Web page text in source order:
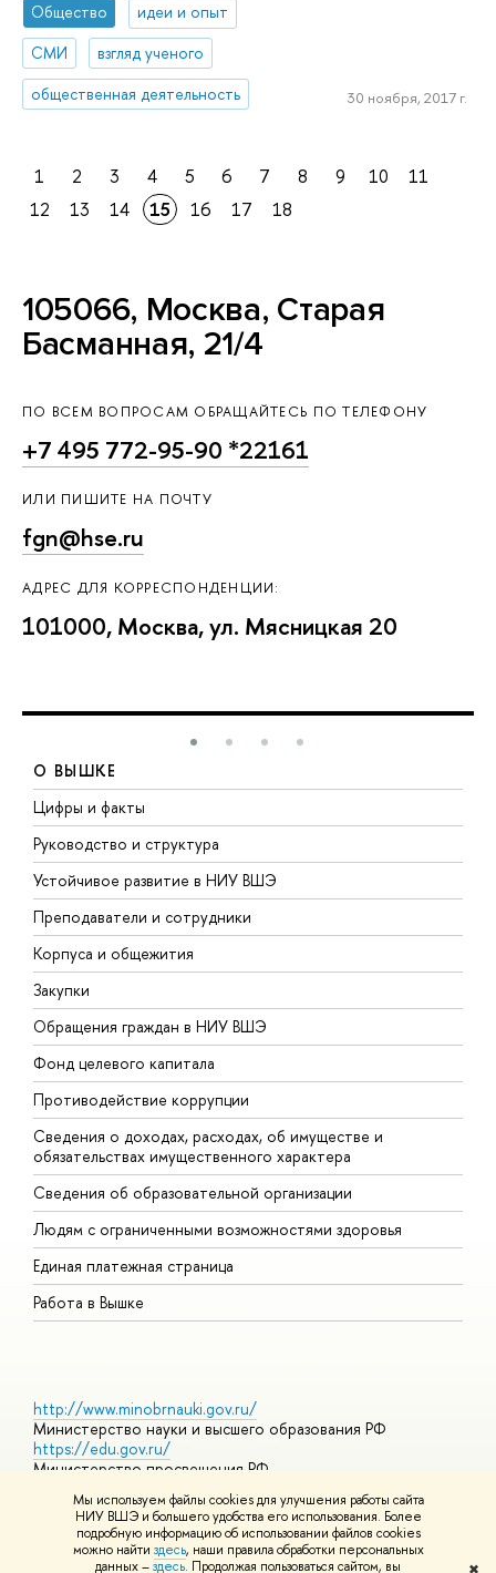
Мы используем файлы cookies для улучшения работы сайта
НИУ ВШЭ и большего удобства его использования. Более
подробную информацию об использовании файлов cookies
можно найти здесь, наши правила обработки персональных
данных –здесь. Продолжая пользоваться сайтом, вы
Общество
идеи и опыт
СМИ
взгляд ученого
общественная деятельность
30 ноября, 2017 г.
1 2 3 4 5 6 7 8 9 10
11
12
13 14 15 16 17 18
105066, Москва, Старая
Басманная, 21/4
ПО ВСЕМ ВОПРОСАМ ОБРАЩАЙТЕСЬ ПО ТЕЛЕФОНУ
+7 495 772-95-90 *22161
ИЛИ ПИШИТЕ НА ПОЧТУ
fgn@hse.ru
АДРЕС ДЛЯ КОРРЕСПОНДЕНЦИИ:
101000, Москва, ул. Мясницкая 20
О ВЫШКЕ
Цифры и факты
Руководство и структура
Устойчивое развитие в НИУ ВШЭ
Преподаватели и сотрудники
Корпуса и общежития
Закупки
Обращения граждан в НИУ ВШЭ
Фонд целевого капитала
Противодействие коррупции
Сведения о доходах, расходах, об имуществе и
обязательствах имущественного характера
Сведения об образовательной организации
Людям с ограниченными возможностями здоровья
Единая платежная страница
Работа в Вышке
http://www.minobrnauki.gov.ru/
Министерство науки и высшего образования РФ
https://edu.gov.ru/
Министерство просвещения РФ
https://elearning.hse.ru/mooc
Массовые открытые онлайн-курсы